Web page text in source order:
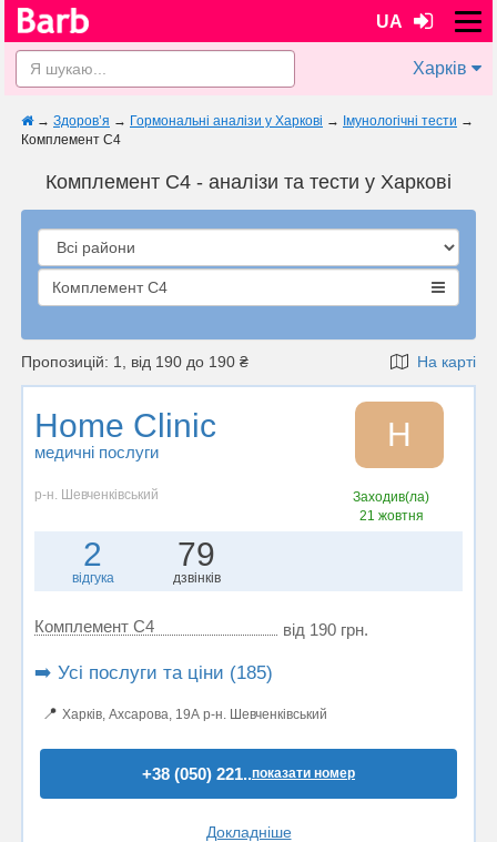
UA
Харків
→ Здоров’я → Гормональні аналізи у Харкові → Імунологічні тести →
Комплемент C4
Комплемент C4 - аналізи та тести у Харкові
Комплемент C4
Пропозицій: 1, від 190 до 190 ₴ На карті
Home Clinic
медичні послуги H
р-н. Шевченківський
Заходив(ла)
21 жовтня
2
відгука
79
дзвінків
Комплемент C4 від 190 грн.
➡️ Усі послуги та ціни (185)
📍 Харків, Ахсарова, 19А р-н. Шевченківський
+38 (050) 221..показати номер
Докладніше